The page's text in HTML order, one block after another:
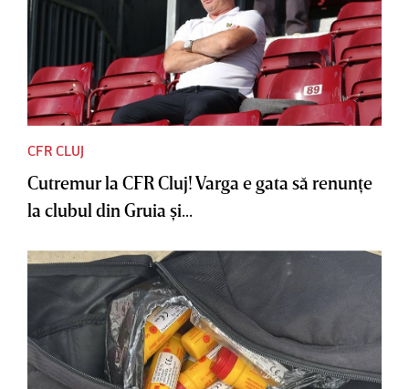
CFR CLUJ
Cutremur la CFR Cluj! Varga e gata să renunţe
la clubul din Gruia şi...